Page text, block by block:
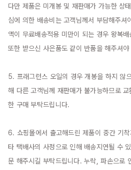
다만 제품은 미개봉 및 재판매가 가능한 상
심에 의한 배송비는 고객님께서 부담해주
액이 무료배송적용 미만이 되는 경우 왕복
또한 받으신 사은품도 같이 반품을 해주셔야
5. 프래그런스 오일의 경우 개봉을 하지 않
해 다른 고객님께 재판매가 불가능하므로
한 구매 부탁드립니다.
6. 쇼핑몰에서 출고해드린 제품이 중간 기
타 택배사의 사정으로 인해 배송지연될 수
문 해주시길 부탁드립니다. 누락, 파손으로